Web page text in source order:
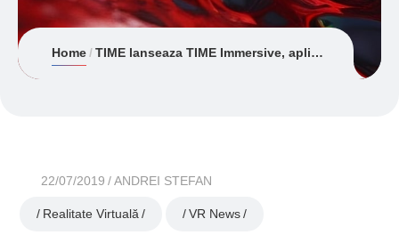
Home TIME lanseaza TIME Immersive, aplicatie de realitatea virtuala si augmentata
22/07/2019 ANDREI STEFAN
Realitate Virtuală VR News